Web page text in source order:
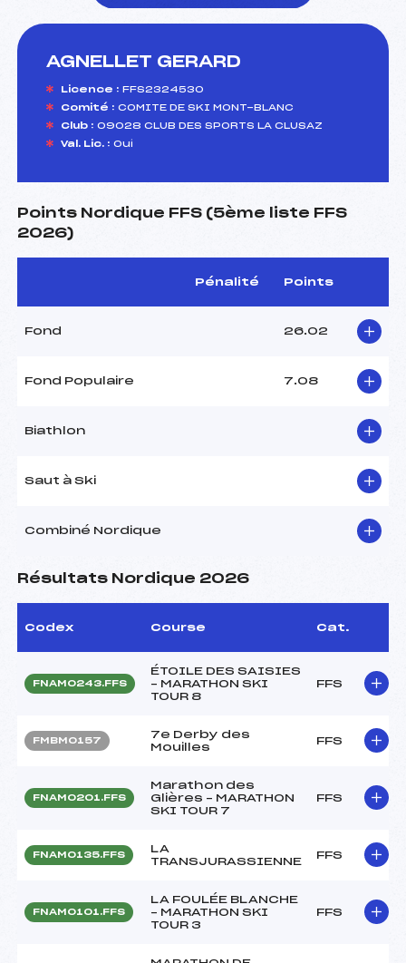
AGNELLET GERARD
Licence : FFS2324530
Comité : COMITE DE SKI MONT-BLANC
Club : 09028 CLUB DES SPORTS LA CLUSAZ
Val. Lic. : Oui
Points Nordique FFS (5ème liste FFS
2026)
Pénalité Points
Fond 26.02
Fond Populaire 7.08
Biathlon
Saut à Ski
Combiné Nordique
Résultats Nordique 2026
Codex Course Cat.
FNAM0243.FFS
ÉTOILE DES SAISIES
– MARATHON SKI
TOUR 8
FFS
FMBM0157
7e Derby des
Mouilles
FFS
FNAM0201.FFS
Marathon des
Glières – MARATHON
SKI TOUR 7
FFS
FNAM0135.FFS
LA
TRANSJURASSIENNE
FFS
FNAM0101.FFS
LA FOULÉE BLANCHE
– MARATHON SKI
TOUR 3
FFS